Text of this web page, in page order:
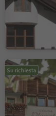
Su richiesta